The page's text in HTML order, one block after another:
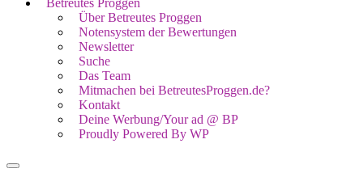
Betreutes Proggen
Über Betreutes Proggen
Notensystem der Bewertungen
Newsletter
Suche
Das Team
Mitmachen bei BetreutesProggen.de?
Kontakt
Deine Werbung/Your ad @ BP
Proudly Powered By WP